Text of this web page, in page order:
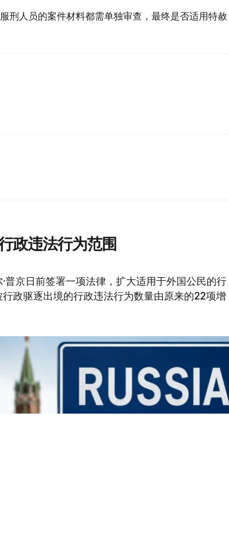
刑人员的案件材料都需单独审查，最终是否适用特赦
政违法行为范围
普京日前签署一项法律，扩大适用于外国公民的行
政驱逐出境的行政违法行为数量由原来的22项增